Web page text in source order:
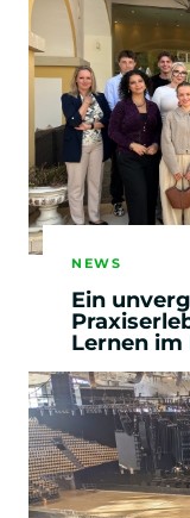
NEWS
Ein
Lernen